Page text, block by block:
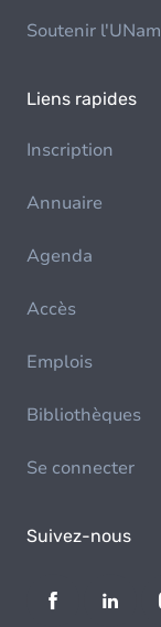
Soutenir
Liens rapides
Inscription
Annuaire
Agenda
Accès
Emplois
Bibliothèques
Se connecter
Suivez-nous